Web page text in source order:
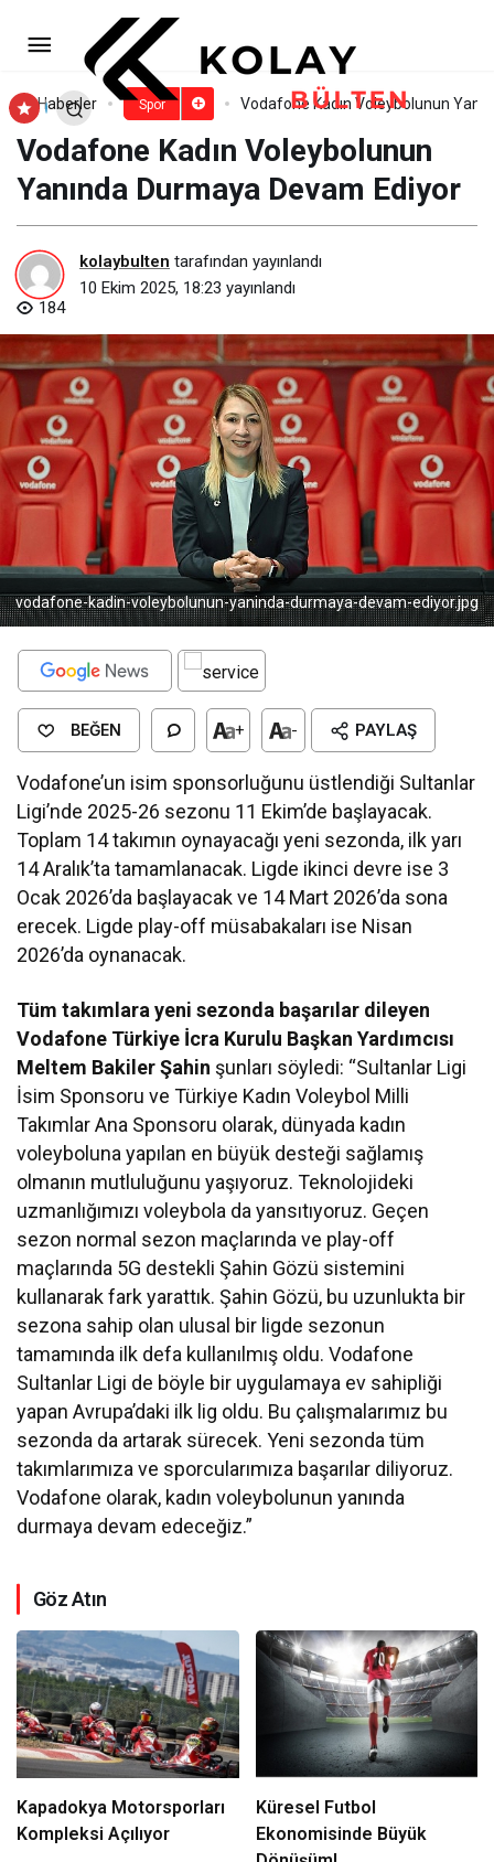
Haberler Spor Vodafone Kadın Voleybolunun
Vodafone Kadın Voleybolunun
Yanında Durmaya Devam Ediyor
kolaybulten tarafından yayınlandı
10 Ekim 2025, 18:23 yayınlandı
184
vodafone-kadin-voleybolunun-yaninda-durmaya-devam-ediyor.jpg
BEĞEN + - PAYLAŞ
Vodafone’un isim sponsorluğunu üstlendiği Sultanlar
Ligi’nde 2025-26 sezonu 11 Ekim’de başlayacak.
Toplam 14 takımın oynayacağı yeni sezonda, ilk yarı
14 Aralık’ta tamamlanacak. Ligde ikinci devre ise 3
Ocak 2026’da başlayacak ve 14 Mart 2026’da sona
erecek. Ligde play-off müsabakaları ise Nisan
2026’da oynanacak.
Tüm takımlara yeni sezonda başarılar dileyen
Vodafone Türkiye İcra Kurulu Başkan Yardımcısı
Meltem Bakiler Şahin şunları söyledi: “Sultanlar Ligi
İsim Sponsoru ve Türkiye Kadın Voleybol Milli
Takımlar Ana Sponsoru olarak, dünyada kadın
voleyboluna yapılan en büyük desteği sağlamış
olmanın mutluluğunu yaşıyoruz. Teknolojideki
uzmanlığımızı voleybola da yansıtıyoruz. Geçen
sezon normal sezon maçlarında ve play-off
maçlarında 5G destekli Şahin Gözü sistemini
kullanarak fark yarattık. Şahin Gözü, bu uzunlukta bir
sezona sahip olan ulusal bir ligde sezonun
tamamında ilk defa kullanılmış oldu. Vodafone
Sultanlar Ligi de böyle bir uygulamaya ev sahipliği
yapan Avrupa’daki ilk lig oldu. Bu çalışmalarımız bu
sezonda da artarak sürecek. Yeni sezonda tüm
takımlarımıza ve sporcularımıza başarılar diliyoruz.
Vodafone olarak, kadın voleybolunun yanında
durmaya devam edeceğiz.”
Göz Atın
Kapadokya Motorsporları
Kompleksi Açılıyor
Küresel Futbol
Ekonomisinde Büyük
Edremitspor Taraftar Mağazası
“EdroStore” hizmete açıldı
Yorum Yap Paylaş